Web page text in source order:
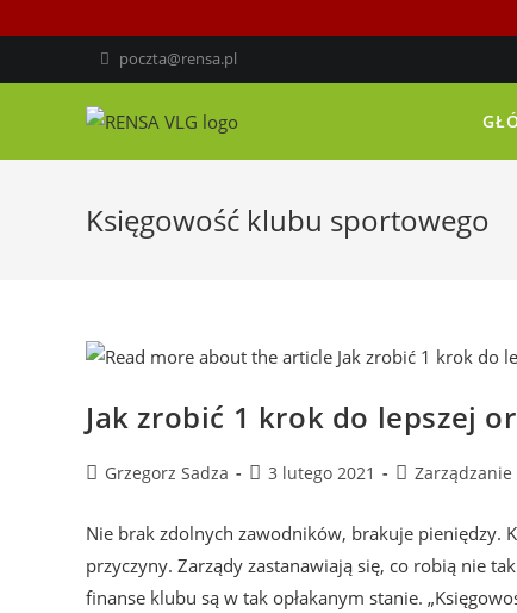
poczta@rensa.pl
Księgowość klubu sportowego
Jak zrobić 1 krok do lepszej
Grzegorz Sadza 3 lutego 2021 Zarządzanie
Nie brak zdolnych zawodników, brakuje pieniędzy.
przyczyny. Zarządy zastanawiają się, co robią nie
finanse klubu są w tak opłakanym stanie.